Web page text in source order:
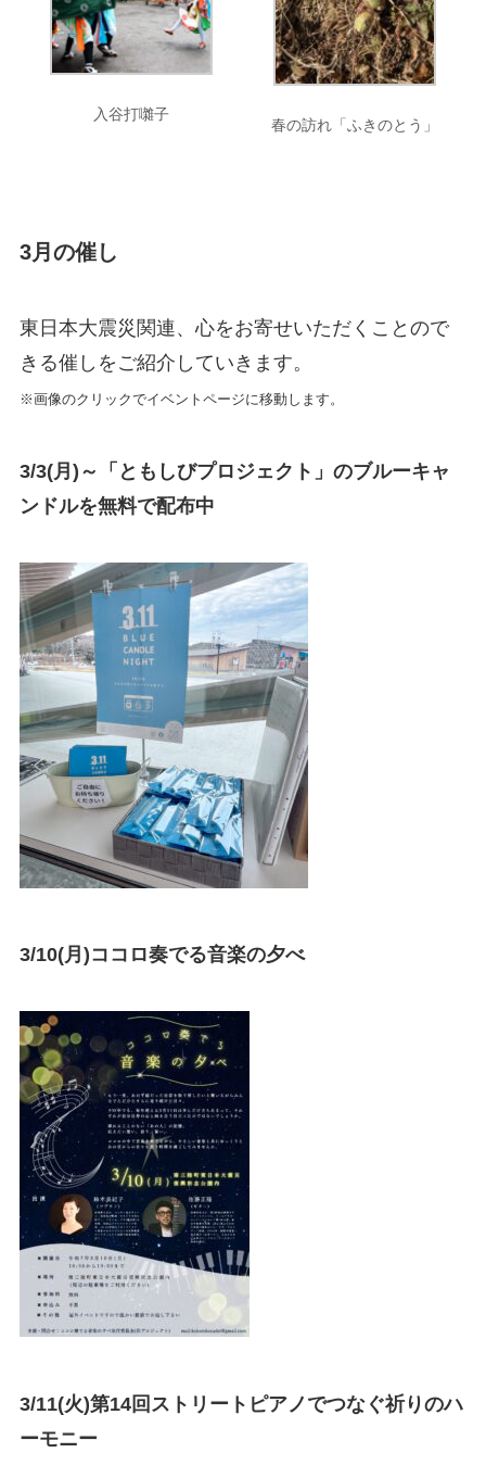
入谷打囃子
春の訪れ「ふきのとう」
3月の催し
東日本大震災関連、心をお寄せいただくことので
きる催しをご紹介していきます。
※画像のクリックでイベントページに移動します。
3/3(月)～「ともしびプロジェクト」のブルーキャ
ンドルを無料で配布中
3/10(月)ココロ奏でる音楽の夕べ
3/11(火)第14回ストリートピアノでつなぐ祈りのハ
ーモニー